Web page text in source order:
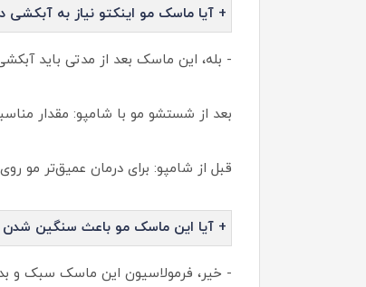
+ آیا ماسک مو اینکتو نیاز به آبکشی
- بله، این ماسک بعد از مدتی باید
بعد از شستشو مو با شامپو: مقدار
قبل از شامپو: برای درمان عمیق‌تر مو روی موهای نیمه مرطوب
+ آیا این ماسک مو باعث سنگین
- خیر، فرمولاسیون این ماسک سبک و